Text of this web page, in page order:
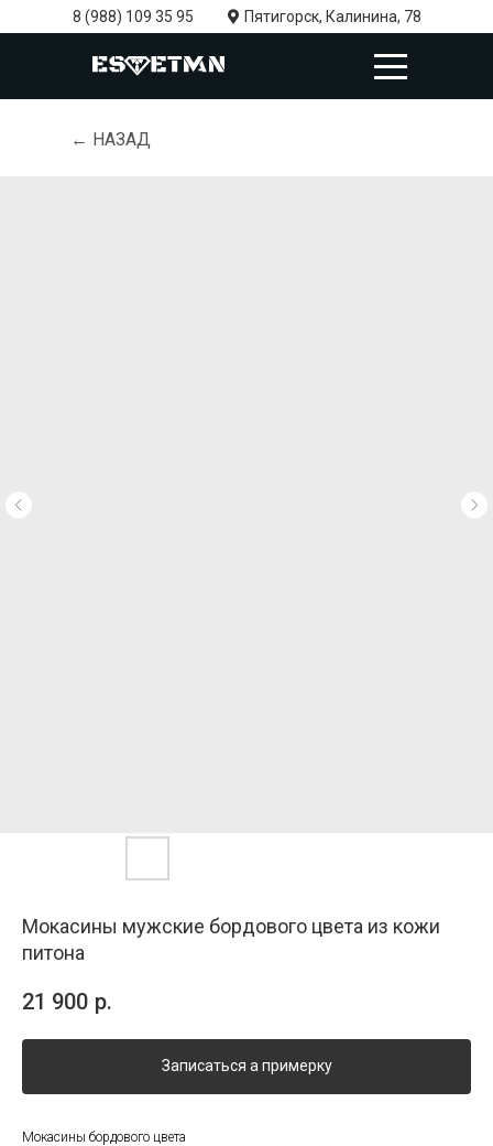
8 (988) 109 35 95 Пятигорск, Калинина, 78
← НАЗАД
Мокасины мужские бордового цвета из кожи
питона
21 900 р.
Записаться а примерку
Мокасины бордового цвета